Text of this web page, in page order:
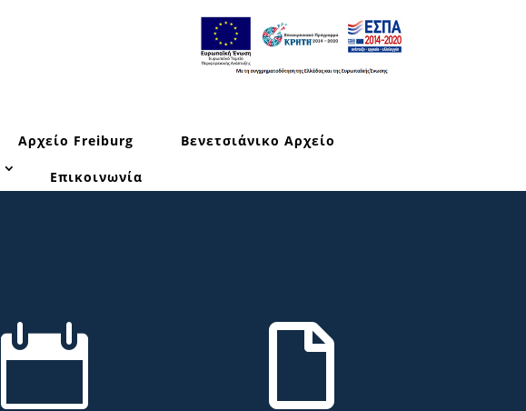
Αρχείο Freiburg Βενετσιάνικο Αρχείο
Επικοινωνία
 